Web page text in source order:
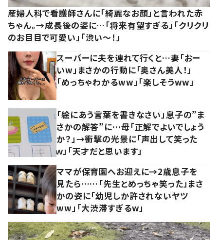
産婦人科で看護師さんに「綺麗なお顔」と言われた赤
ちゃん。→成長後の姿に…「将来有望すぎる」「クリクリ
のお目目で可愛い」「渋い～！」
スーパーに夫を連れて行くと…妻「おー
いw」まさかの行動に「奥さん美人！」
「めっちゃわかるww」「楽しそうww」
「絵にあう言葉を書きなさい」息子の”ま
さかの解答”に…母「正解でよいでしょう
か？」→衝撃の光景に「声出して笑った
ｗ」「天才だと思います」
ママが保育園へお迎えに→2歳息子を
見たら……「先生とめっちゃ笑った」まさ
かの姿に「幼児しか許されないヤツ
ww」「大渋滞すぎるw」